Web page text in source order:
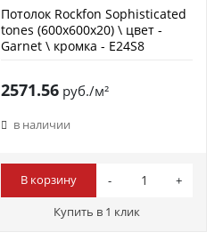
Потолок Rockfon Sophisticated
tones (600х600х20) \ цвет -
Garnet \ кромка - E24S8
2571.56 руб./м²
в наличии
В корзину
Купить в 1 клик